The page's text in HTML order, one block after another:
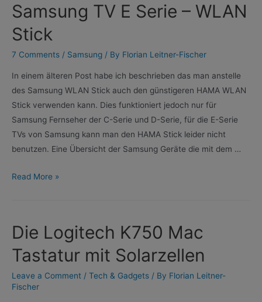
International
Data
Plan
–
Keepgo
Review
Samsung TV E Serie – WLAN
Stick
7 Comments / Samsung / By Florian Leitner-Fischer
In einem älteren Post habe ich beschrieben das man anstelle
des Samsung WLAN Stick auch den günstigeren HAMA WLAN
Stick verwenden kann. Dies funktioniert jedoch nur für
Samsung Fernseher der C-Serie und D-Serie, für die E-Serie
TVs von Samsung kann man den HAMA Stick leider nicht
benutzen. Eine Übersicht der Samsung Geräte die mit dem …
Samsung
WLAN
Stick
Read More »
Die Logitech K750 Mac
Tastatur mit Solarzellen
Leave a Comment / Tech & Gadgets / By Florian Leitner-
Fischer